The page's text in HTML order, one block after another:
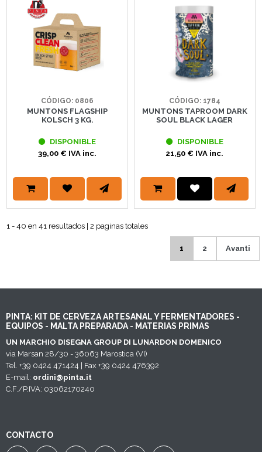
CÓDIGO: 0806
MUNTONS FLAGSHIP
KOLSCH 3 KG.
DISPONIBLE
39,00 € IVA inc.
CÓDIGO: 1784
MUNTONS TAPROOM DARK
SOUL BLACK LAGER
DISPONIBLE
21,50 € IVA inc.
1 - 40 en 41 resultados | 2 paginas totales
1 2 Avanti
PINTA: KIT DE CERVEZA ARTESANAL Y FERMENTADORES -
EQUIPOS - MALTA PREPARADA - MATERIAS PRIMAS
UN MARCHIO DISEGNA GROUP DI LUNARDON DOMENICO
via Marsan 28/30 - 36063 Marostica (VI)
Tel. +39 0424 471424 | Fax +39 0424 476392
E-mail: ordini@pinta.it
C.F./P.IVA: 03062170240
CONTACTO